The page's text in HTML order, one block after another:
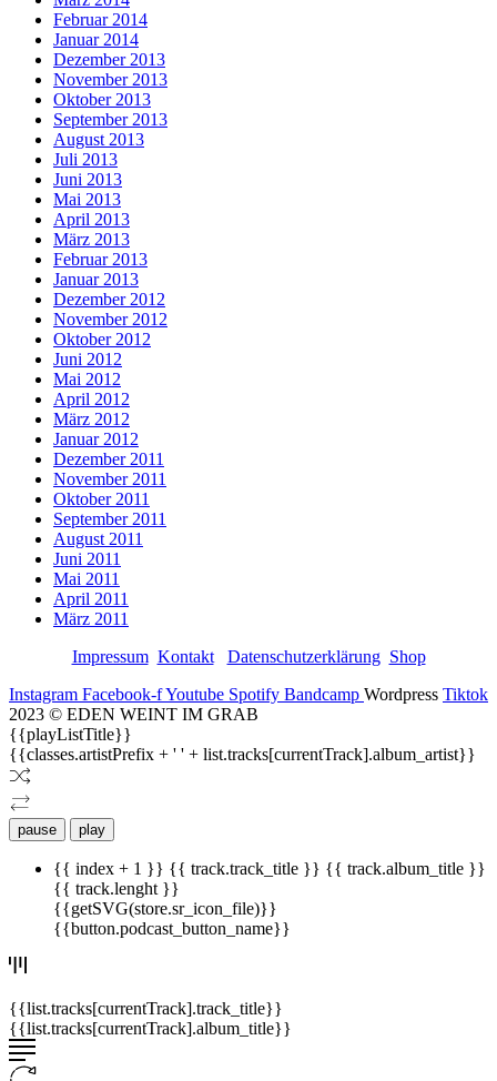
Februar 2014
Januar 2014
Dezember 2013
November 2013
Oktober 2013
September 2013
August 2013
Juli 2013
Juni 2013
Mai 2013
April 2013
März 2013
Februar 2013
Januar 2013
Dezember 2012
November 2012
Oktober 2012
Juni 2012
Mai 2012
April 2012
März 2012
Januar 2012
Dezember 2011
November 2011
Oktober 2011
September 2011
August 2011
Juni 2011
Mai 2011
April 2011
März 2011
Impressum Kontakt Datenschutzerklärung Shop
Instagram Facebook-fYoutube Spotify Bandcamp Wordpress Tiktok
2023 © EDEN WEINT IM GRAB
{{playListTitle}}
{{classes.artistPrefix + ' ' + list.tracks[currentTrack].album_artist}}
pause play
{{ index + 1 }} {{ track.track_title }} {{ track.album_title }}
{{ track.lenght }}
{{getSVG(store.sr_icon_file)}}
{{button.podcast_button_name}}
{{list.tracks[currentTrack].track_title}}
{{list.tracks[currentTrack].album_title}}